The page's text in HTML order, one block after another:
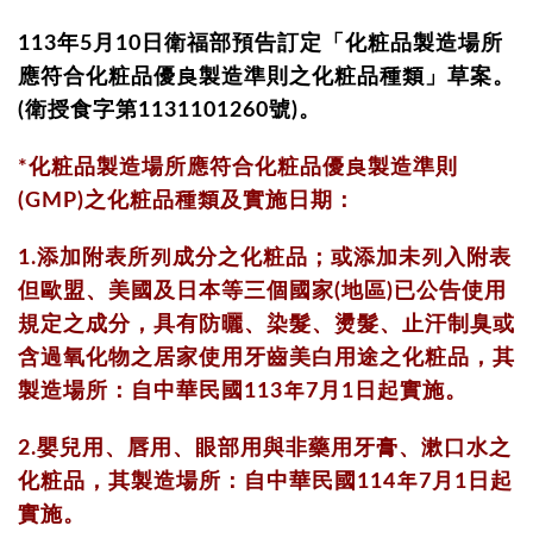
113年5月10日衛福部預告訂定「化粧品製造場所
應符合化粧品優良製造準則之化粧品種類」草案。
(衛授食字第1131101260號)。
*化粧品製造場所應符合化粧品優良製造準則
(GMP)之化粧品種類及實施日期：
1.添加附表所列成分之化粧品；或添加未列入附表
但歐盟、美國及日本等三個國家(地區)已公告使用
規定之成分，具有防曬、染髮、燙髮、止汗制臭或
含過氧化物之居家使用牙齒美白用途之化粧品，其
製造場所：自中華民國113年7月1日起實施。
2.嬰兒用、唇用、眼部用與非藥用牙膏、漱口水之
化粧品，其製造場所：自中華民國114年7月1日起
實施。